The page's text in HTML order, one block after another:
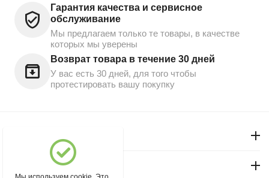
Гарантия качества и сервисное
обслуживание
Мы предлагаем только те товары, в качестве
которых мы уверены
Возврат товара в течение 30 дней
У вас есть 30 дней, для того чтобы
протестировать вашу покупку
Магазин "Северный"